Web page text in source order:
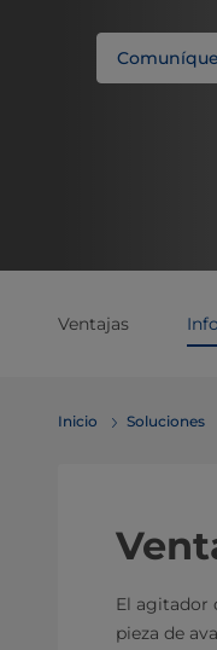
Ventajas
Inicio Soluciones
El agitador
pieza de